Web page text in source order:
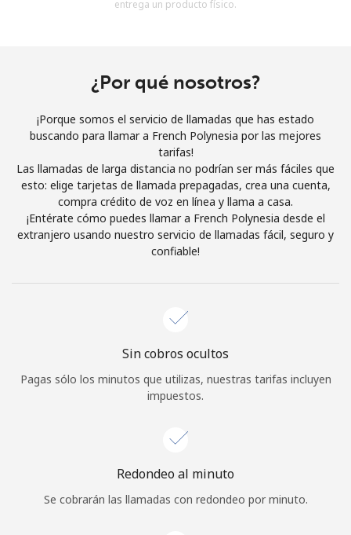
Al abrir una cuenta en este sitio web, estoy de acuerdo con
Únete
¡Hola!
Inicia sesión oREGÍSTRATE →
Iniciar Sesión
entrega un producto físico.
¿Por qué nosotros?
¡Porque somos el servicio de llamadas que has estado
buscando para llamar a French Polynesia por las mejores
tarifas!
Las llamadas de larga distancia no podrían ser más fáciles que
esto: elige tarjetas de llamada prepagadas, crea una cuenta,
compra crédito de voz en línea y llama a casa.
¡Entérate cómo puedes llamar a French Polynesia desde el
extranjero usando nuestro servicio de llamadas fácil, seguro y
confiable!
Sin cobros ocultos
Pagas sólo los minutos que utilizas, nuestras tarifas incluyen
impuestos.
Redondeo al minuto
Se cobrarán las llamadas con redondeo por minuto.